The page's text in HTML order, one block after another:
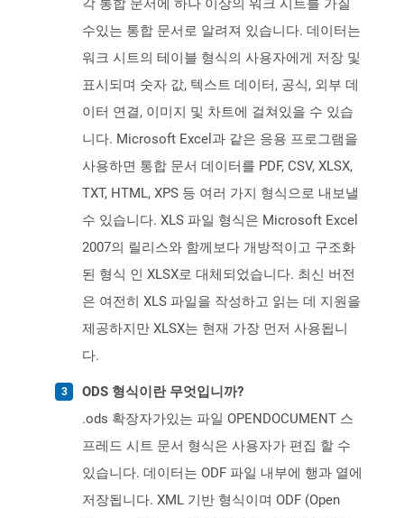
각 통합 문서에 하나 이상의 워크 시트를 가질
수있는 통합 문서로 알려져 있습니다. 데이터는
워크 시트의 테이블 형식의 사용자에게 저장 및
표시되며 숫자 값, 텍스트 데이터, 공식, 외부 데
이터 연결, 이미지 및 차트에 걸쳐있을 수 있습
니다. Microsoft Excel과 같은 응용 프로그램을
사용하면 통합 문서 데이터를 PDF, CSV, XLSX,
TXT, HTML, XPS 등 여러 가지 형식으로 내보낼
수 있습니다. XLS 파일 형식은 Microsoft Excel
2007의 릴리스와 함께보다 개방적이고 구조화
된 형식 인 XLSX로 대체되었습니다. 최신 버전
은 여전히 ​​XLS 파일을 작성하고 읽는 데 지원을
제공하지만 XLSX는 현재 가장 먼저 사용됩니
다.
ODS 형식이란 무엇입니까?
.ods 확장자가있는 파일 OPENDOCUMENT 스
프레드 시트 문서 형식은 사용자가 편집 할 수
있습니다. 데이터는 ODF 파일 내부에 행과 열에
저장됩니다. XML 기반 형식이며 ODF (Open